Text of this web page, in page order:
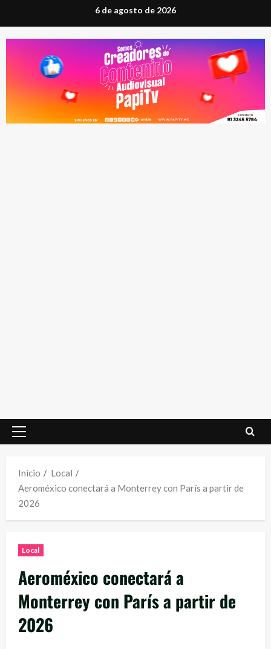
al
contenido
6 de agosto de 2026
Menú
Inicio
Local
Aeroméxico conectará a Monterrey con París a partir de
2026
Local
Aeroméxico conectará a
Monterrey con París a partir de
2026